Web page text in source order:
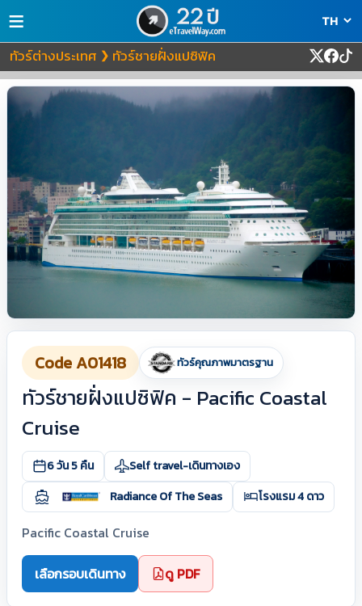
≡
ทัวร์ต่างประเทศ ❯ ทัวร์ชายฝั่งแปซิฟิค
Code A01418 ทัวร์คุณภาพมาตรฐาน
ทัวร์ชายฝั่งแปซิฟิค - Pacific Coastal
Cruise
6 วัน 5 คืน
Self travel-เดินทางเอง
Radiance Of The Seas
โรงแรม 4 ดาว
Pacific Coastal Cruise
เลือกรอบเดินทาง ดู PDF